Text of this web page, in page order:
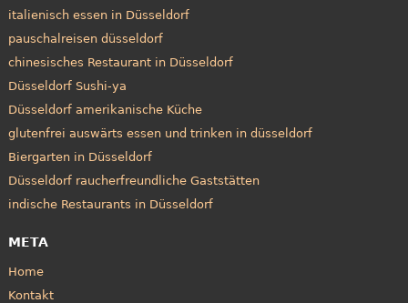
italienisch essen in Düsseldorf
pauschalreisen düsseldorf
chinesisches Restaurant in Düsseldorf
Düsseldorf Sushi-ya
Düsseldorf amerikanische Küche
glutenfrei auswärts essen und trinken in düsseldorf
Biergarten in Düsseldorf
Düsseldorf raucherfreundliche Gaststätten
indische Restaurants in Düsseldorf
META
Home
Kontakt